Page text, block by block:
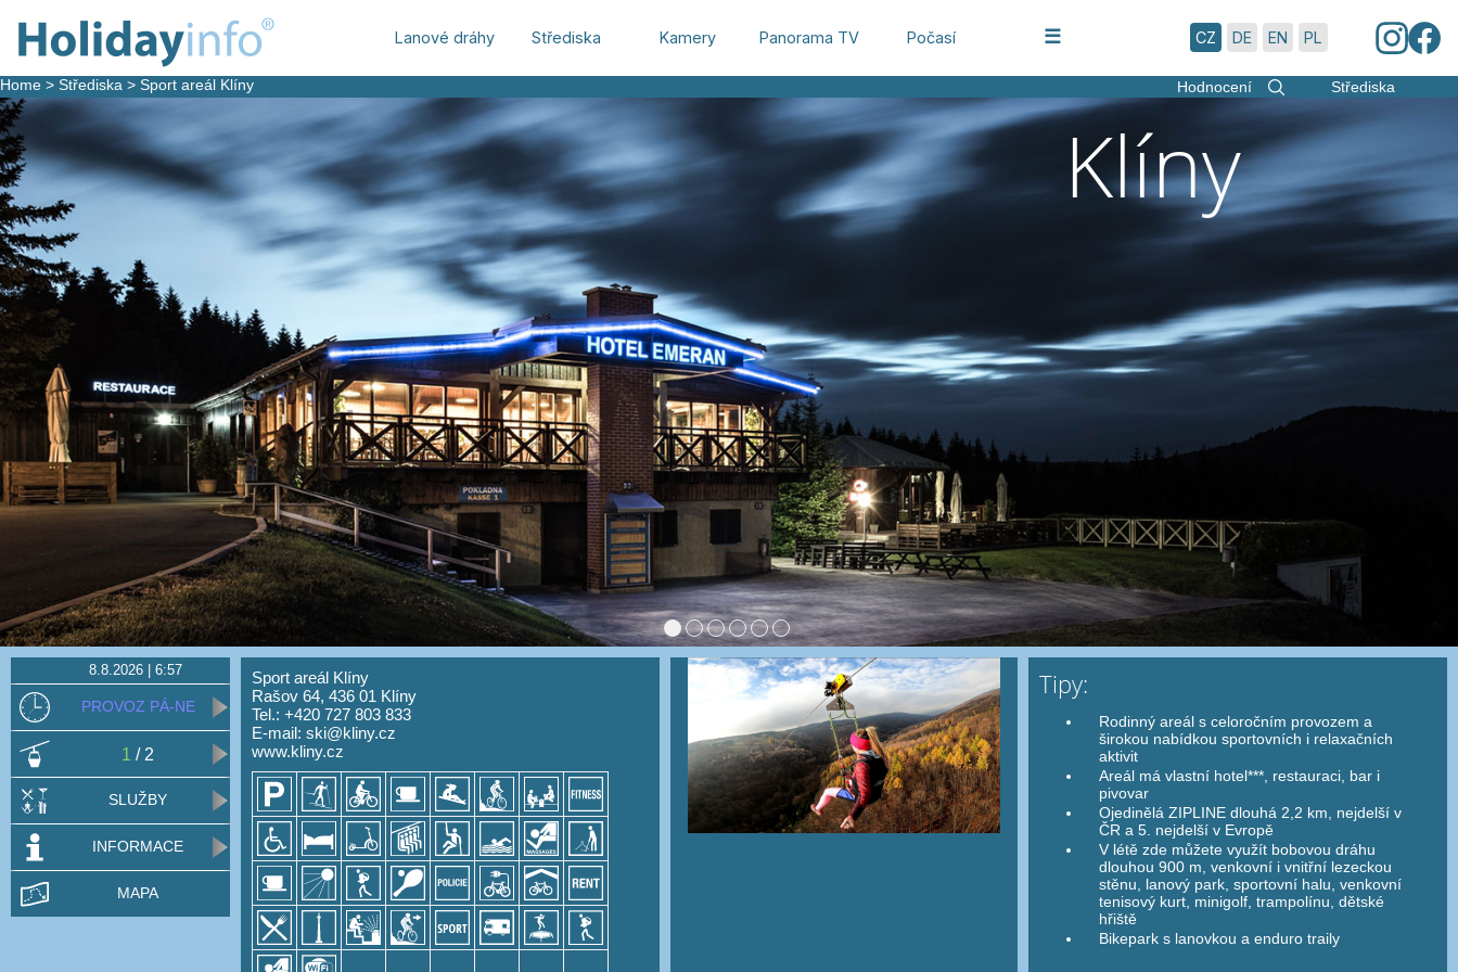
Lanové dráhy Střediska Kamery Panorama TV Počasí ☰ CZ DE EN PL
Home > Střediska > Sport areál Klíny Hodnocení Střediska
Klíny
Sport areál Klíny
Rašov 64, 436 01 Klíny
Tel.: +420 727 803 833
E-mail: ski@kliny.cz
www.kliny.cz
Tipy:
Rodinný areál s celoročním provozem a
širokou nabídkou sportovních i relaxačních
aktivit
Areál má vlastní hotel***, restauraci, bar i
pivovar
Ojedinělá ZIPLINE dlouhá 2,2 km, nejdelší v
ČR a 5. nejdelší v Evropě
V létě zde můžete využít bobovou dráhu
dlouhou 900 m, venkovní i vnitřní lezeckou
stěnu, lanový park, sportovní halu, venkovní
tenisový kurt, minigolf, trampolínu, dětské
hřiště
Bikepark s lanovkou a enduro traily
8.8.2026 | 6:57
PROVOZ PÁ-NE
1 / 2
SLUŽBY
INFORMACE
MAPA